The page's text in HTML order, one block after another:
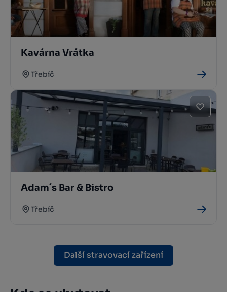
Kavárna Vrátka
Třebíč
Adam´s Bar & Bistro
Třebíč
Další stravovací zařízení